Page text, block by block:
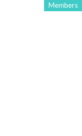
Members